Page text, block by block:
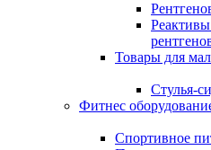
Товары для
Стулья-
Фитнес
Спортивное